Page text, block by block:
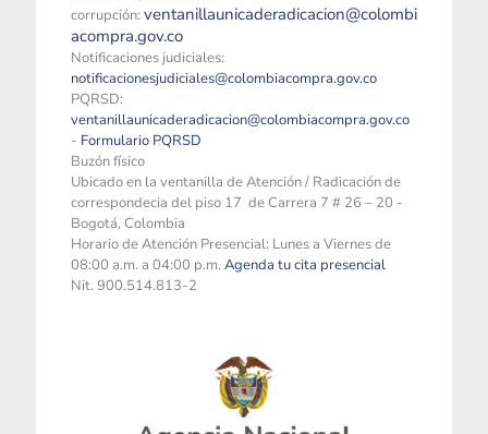
corrupción: ventanillaunicaderadicacion@colombi
acompra.gov.co
Notificaciones judiciales:
notificacionesjudiciales@colombiacompra.gov.co
PQRSD:
ventanillaunicaderadicacion@colombiacompra.gov.co
- Formulario PQRSD
Buzón físico
Ubicado en la ventanilla de Atención / Radicación de
correspondecia del piso 17 de Carrera 7 # 26 – 20 -
Bogotá, Colombia
Horario de Atención Presencial: Lunes a Viernes de
08:00 a.m. a 04:00 p.m. Agenda tu cita presencial
Nit. 900.514.813-2